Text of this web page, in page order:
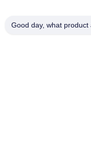
Good day, what